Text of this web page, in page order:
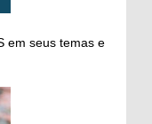
em seus temas e